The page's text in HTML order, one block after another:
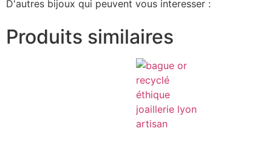
D'autres bijoux qui peuvent vous interesser :
Produits similaires